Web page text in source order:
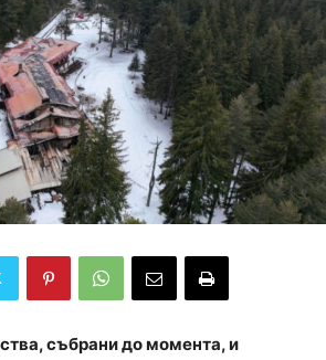
събрани до момента, и